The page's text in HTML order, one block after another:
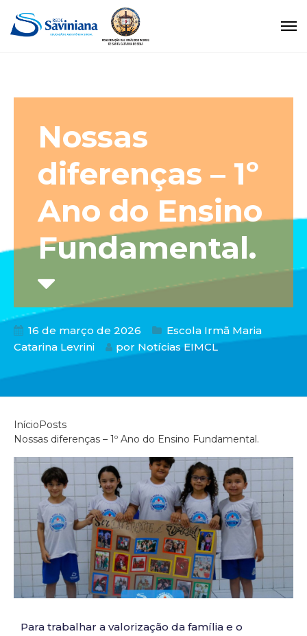
Nossas
diferenças – 1º
Ano do Ensino
Fundamental.
16 de março de 2026
Escola Irmã Maria
Catarina Levrini
por Notícias EIMCL
Início Posts
Nossas diferenças – 1º Ano do Ensino Fundamental.
Para trabalhar a valorização da família e o